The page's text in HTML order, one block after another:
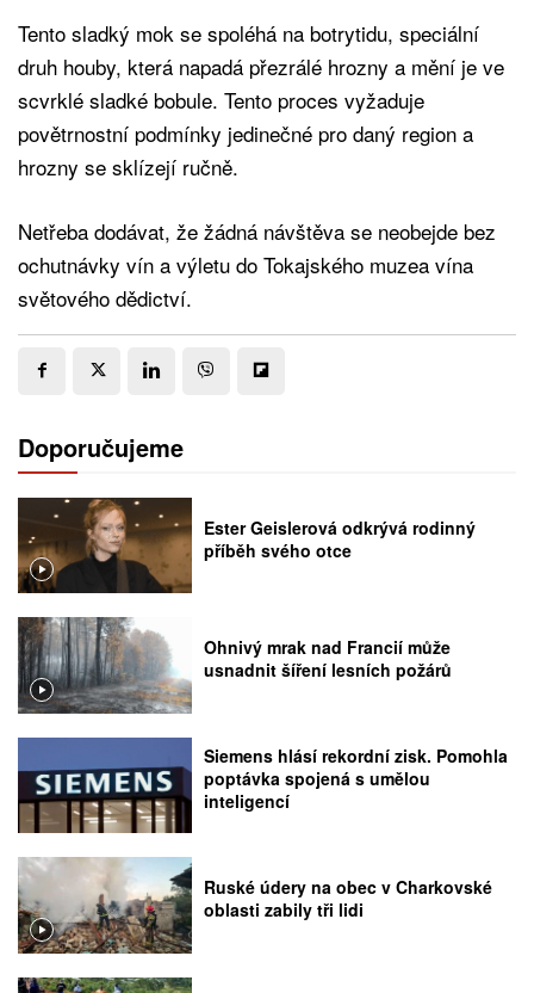
Tento sladký mok se spoléhá na botrytidu, speciální
druh houby, která napadá přezrálé hrozny a mění je ve
scvrklé sladké bobule. Tento proces vyžaduje
povětrnostní podmínky jedinečné pro daný region a
hrozny se sklízejí ručně.
Netřeba dodávat, že žádná návštěva se neobejde bez
ochutnávky vín a výletu do Tokajského muzea vína
světového dědictví.
Doporučujeme
Ester Geislerová odkrývá rodinný
příběh svého otce
Ohnivý mrak nad Francií může
usnadnit šíření lesních požárů
Siemens hlásí rekordní zisk. Pomohla
poptávka spojená s umělou
inteligencí
Ruské údery na obec v Charkovské
oblasti zabily tři lidi